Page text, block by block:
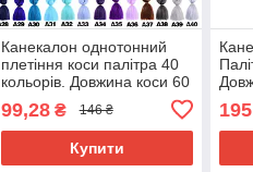
Канекалон однотонний
плетіння коси палітра 40
кольорів. Довжина коси 60
99,28₴ 146 ₴
Купити
195